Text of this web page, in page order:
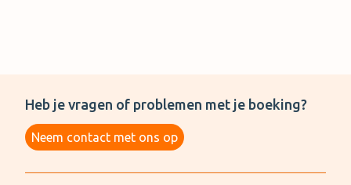
Heb je vragen of problemen met je boeking?
Neem contact met ons op